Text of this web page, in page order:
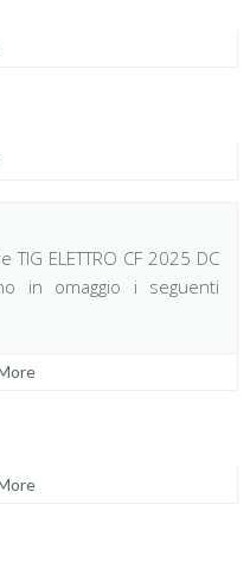
ELETTRO CF 2025 DC
in omaggio i seguenti